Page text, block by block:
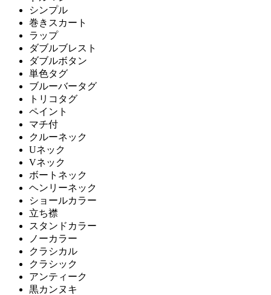
シンプル
巻きスカート
ラップ
ダブルブレスト
ダブルボタン
単色タグ
ブルーバータグ
トリコタグ
ペイント
マチ付
クルーネック
Uネック
Vネック
ボートネック
ヘンリーネック
ショールカラー
立ち襟
スタンドカラー
ノーカラー
クラシカル
クラシック
アンティーク
黒カンヌキ